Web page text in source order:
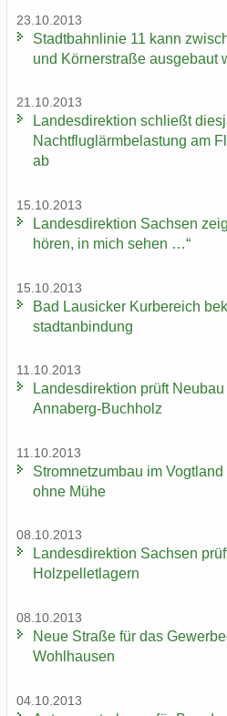
23.10.2013
Stadt­bahn­li­nie 11 kann
und Körn­er­stra­ße aus­ge­baut
21.10.2013
Lan­des­di­rek­ti­on schließt
Nacht­flug­lärm­be­las­tung am
ab
15.10.2013
Lan­des­di­rek­ti­on Sach­sen
hören, in mich sehen …“
15.10.2013
Bad Lau­si­cker Kur­be­reich
stadt­an­bin­dung
11.10.2013
Lan­des­di­rek­ti­on prüft
Annaberg-​Buchholz
11.10.2013
Strom­netz­um­bau im
ohne Mühe
08.10.2013
Lan­des­di­rek­ti­on Sach­sen
Holz­pel­let­la­gern
08.10.2013
Neue Stra­ße für das
Wohlhausen
04.10.2013